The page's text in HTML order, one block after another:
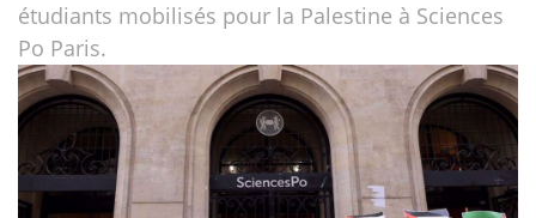
étudiants mobilisés pour la Palestine à Sciences
Po Paris.